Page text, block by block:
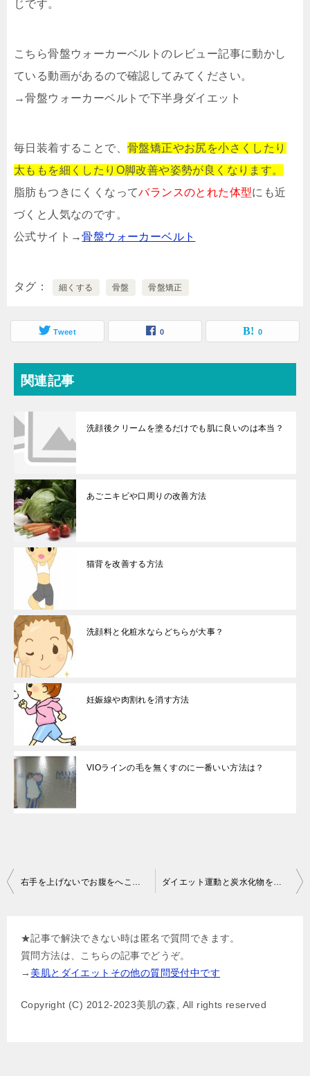
じです。
こちら骨盤ウォーカーベルトのレビュー記事に動かし
ている動画があるので確認してみてください。
→骨盤ウォーカーベルトで下半身ダイエット
毎日装着することで、 骨盤矯正やお尻を小さくしたり
太ももを細くしたりO脚改善や姿勢が良くなります。
脂肪もつきにくくなってバランスのとれた体型にも近
づくと人気なのです。
公式サイト→骨盤ウォーカーベルト
タグ 細くする 骨盤 骨盤矯正
Tweet 0 0
関連記事
洗顔後クリームを塗るだけでも肌に良いのは本当？
あごニキビや口周りの改善方法
猫背を改善する方法
洗顔料と化粧水ならどちらが大事？
妊娠線や肉割れを消す方法
VIOラインの毛を無くすのに一番いい方法は？
投
右手を上げないでお腹をへこます運動は？ ダイエット運動と炭水化物を減らして痩せることができる？
★記事で解決できない時は匿名で質問できます。
質問方法は、こちらの記事でどうぞ。
→ 美肌とダイエットその他の質問受付中です
Copyright (C) 2012-2023美肌の森, All rights reserved